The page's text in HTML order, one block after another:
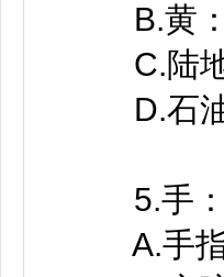
B.黄：
C.陆地
D.石油
5.手：
A.手指